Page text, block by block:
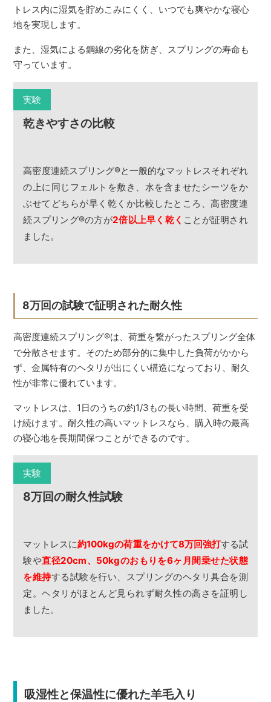
トレス内に湿気を貯めこみにくく、いつでも爽やかな寝心
地を実現します。
また、湿気による鋼線の劣化を防ぎ、スプリングの寿命も
守っています。
実験
乾きやすさの比較
高密度連続スプリング®と一般的なマットレスそれぞれ
の上に同じフェルトを敷き、水を含ませたシーツをか
ぶせてどちらが早く乾くか比較したところ、高密度連
続スプリング®の方が2倍以上早く乾く ことが証明され
ました。
8万回の試験で証明された耐久性
高密度連続スプリング®は、荷重を繋がったスプリング全体
で分散させます。そのため部分的に集中した負荷がかから
ず、金属特有のヘタリが出にくい構造になっており、耐久
性が非常に優れています。
マットレスは、1日のうちの約1/3もの長い時間、荷重を受
け続けます。耐久性の高いマットレスなら、購入時の最高
の寝心地を長期間保つことができるのです。
実験
8万回の耐久性試験
マットレスに約100kgの荷重をかけて8万回強打する試
験や直径20cm、50kgのおもりを6ヶ月間乗せた状態
を維持する試験を行い、スプリングのヘタリ具合を測
定。ヘタリがほとんど見られず耐久性の高さを証明し
ました。
吸湿性と保温性に優れた羊毛入り